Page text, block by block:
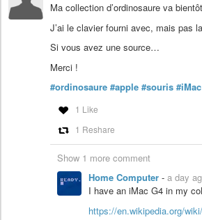
Ma collection d’ordinosaure va
J’ai le clavier fourni avec, mais pas
Si vous avez une source…
Merci !
#ordinosaure #apple #souris #iMac
1 Like
1 Reshare
Show 1 more comment
Home Computer - a day
I have an iMac G4 in my
https://en.wikipedia.org/